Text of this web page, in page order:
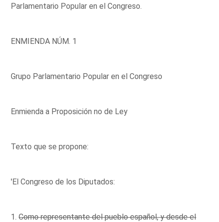
Parlamentario Popular en el Congreso.
ENMIENDA NÚM. 1
Grupo Parlamentario Popular en el Congreso
Enmienda a Proposición no de Ley
Texto que se propone:
'El Congreso de los Diputados:
1.Como representante del pueblo español, y desde el